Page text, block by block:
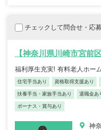
チェックして問合せ・応
【神奈川県川崎市宮前
福利厚生充実! 有料老人ホー
住宅手当あり 資格取得支援あり
扶養手当・家族手当あり 退職金あ
ボーナス・賞与あり
神